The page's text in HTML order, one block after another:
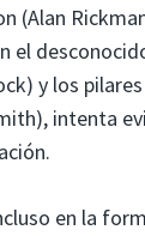
(Alan
el
y los
intenta
en la